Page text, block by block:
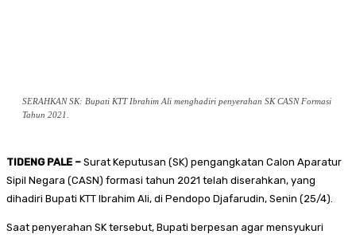
SERAHKAN SK: Bupati KTT Ibrahim Ali menghadiri penyerahan SK CASN Formasi
Tahun 2021.
TIDENG PALE – Surat Keputusan (SK) pengangkatan Calon Aparatur
Sipil Negara (CASN) formasi tahun 2021 telah diserahkan, yang
dihadiri Bupati KTT Ibrahim Ali, di Pendopo Djafarudin, Senin (25/4).
Saat penyerahan SK tersebut, Bupati berpesan agar mensyukuri